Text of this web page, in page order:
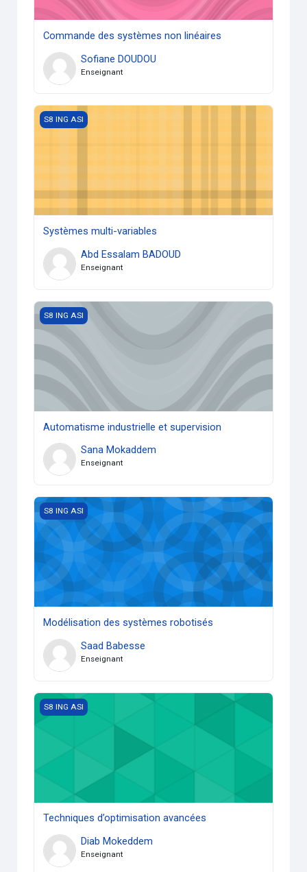
Commande des systèmes non linéaires
Sofiane DOUDOU
Enseignant
Systèmes multi-variables
S8 ING ASI
Systèmes multi-variables
Abd Essalam BADOUD
Enseignant
Automatisme industrielle et supervision
S8 ING ASI
Automatisme industrielle et supervision
Sana Mokaddem
Enseignant
Modélisation des systèmes robotisés
S8 ING ASI
Modélisation des systèmes robotisés
Saad Babesse
Enseignant
Techniques d’optimisation avancées
S8 ING ASI
Techniques d’optimisation avancées
Diab Mokeddem
Enseignant